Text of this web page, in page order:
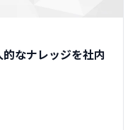
なナレッジを社内